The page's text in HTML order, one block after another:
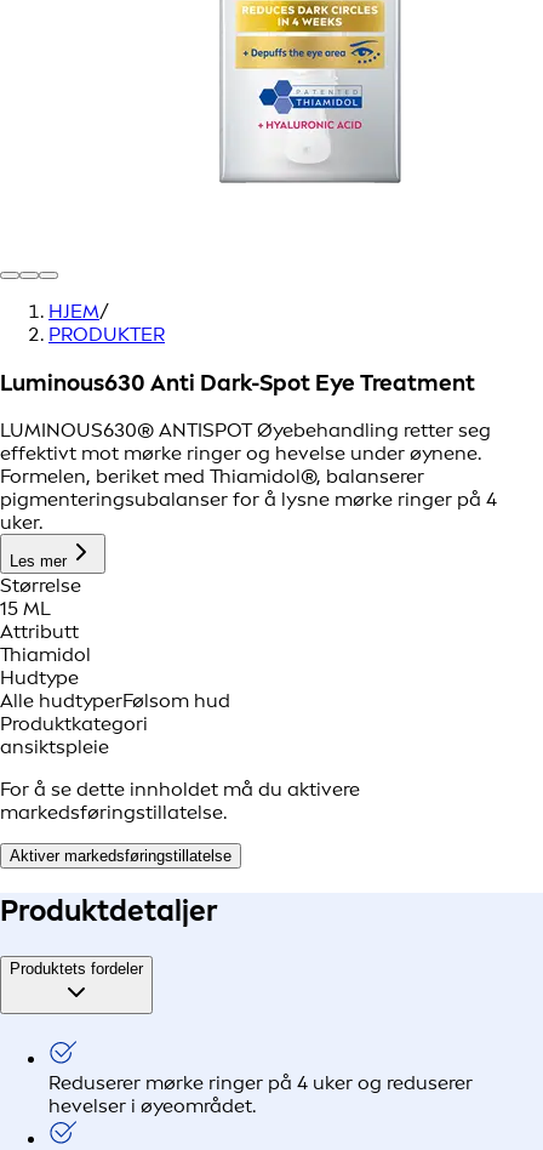
HJEM/
PRODUKTER
Luminous630 Anti Dark-Spot Eye Treatment
LUMINOUS630® ANTISPOT Øyebehandling retter seg
effektivt mot mørke ringer og hevelse under øynene.
Formelen, beriket med Thiamidol®, balanserer
pigmenteringsubalanser for å lysne mørke ringer på 4
uker.
Les mer
Størrelse
15 ML
Attributt
Thiamidol
Hudtype
Alle hudtyperFølsom hud
Produktkategori
ansiktspleie
For å se dette innholdet må du aktivere
markedsføringstillatelse.
Aktiver markedsføringstillatelse
Produktdetaljer
Produktets fordeler
Reduserer mørke ringer på 4 uker og reduserer
hevelser i øyeområdet.